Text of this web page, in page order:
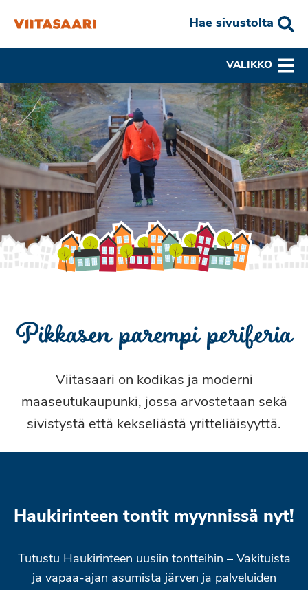
Hae sivustolta
VALIKKO
Pikkasen parempi periferia
Viitasaari on kodikas ja moderni
maaseutukaupunki, jossa arvostetaan sekä
sivistystä että kekseliästä yritteliäisyyttä.
Haukirinteen tontit myynnissä nyt!
Tutustu Haukirinteen uusiin tontteihin – Vakituista
ja vapaa-ajan asumista järven ja palveluiden